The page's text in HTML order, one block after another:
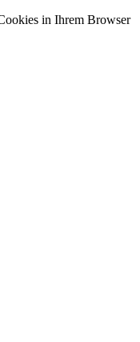
in Ihrem Browser